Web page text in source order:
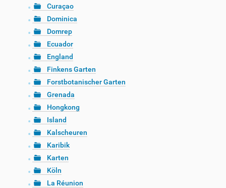
Curaçao
Dominica
Domrep
Ecuador
England
Finkens Garten
Forstbotanischer Garten
Grenada
Hongkong
Island
Kalscheuren
Karibik
Karten
Köln
La Réunion